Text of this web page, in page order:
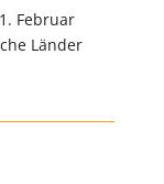
Februar
Länder